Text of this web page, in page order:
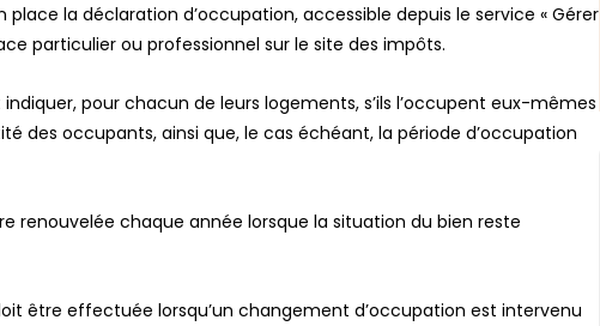
place la déclaration d’occupation, accessible depuis le service « Gérer
particulier ou professionnel sur le site des impôts.
pour chacun de leurs logements, s’ils l’occupent eux-mêmes
des occupants, ainsi que, le cas échéant, la période d’occupation
renouvelée chaque année lorsque la situation du bien reste
être effectuée lorsqu’un changement d’occupation est intervenu